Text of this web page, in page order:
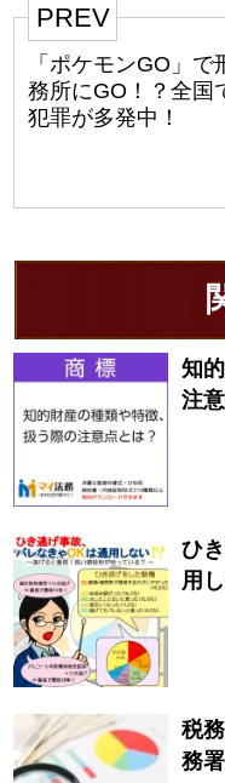
PREV
「ポケモンGO」で
務所にGO！？全国
犯罪が多発中！
知
注
ひ
用
税
務